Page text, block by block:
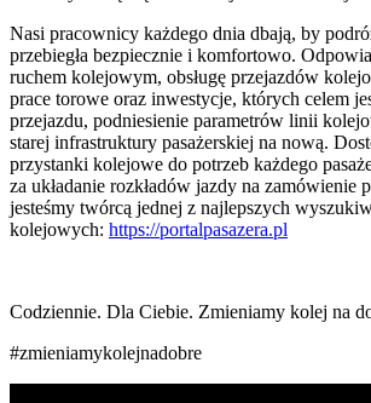
Nasi pracownicy każdego dnia dbają, by
przebiegła bezpiecznie i komfortowo.
ruchem kolejowym, obsługę przejazdów
prace torowe oraz inwestycje, których celem
przejazdu, podniesienie parametrów linii
starej infrastruktury pasażerskiej na nową.
przystanki kolejowe do potrzeb każdego
za układanie rozkładów jazdy na zamówienie
jesteśmy twórcą jednej z najlepszych
kolejowych: https://portalpasazera.pl
Codziennie. Dla Ciebie. Zmieniamy kolej na
#zmieniamykolejnadobre